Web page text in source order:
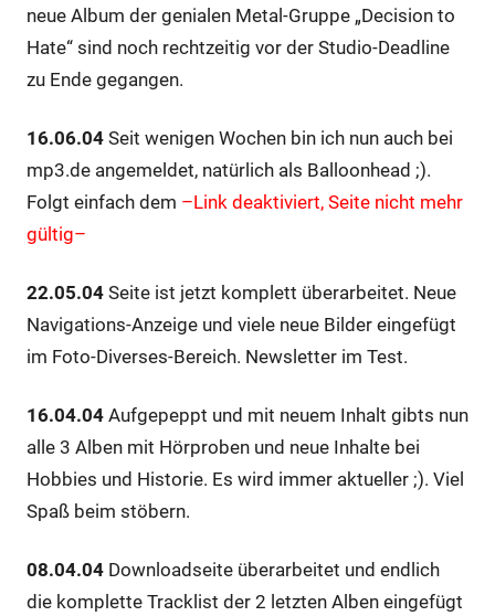
neue Album der genialen Metal-Gruppe „Decision to
Hate“ sind noch rechtzeitig vor der Studio-Deadline
zu Ende gegangen.
16.06.04Seit wenigen Wochen bin ich nun auch bei
mp3.de angemeldet, natürlich als Balloonhead ;).
Folgt einfach dem –Link deaktiviert, Seite nicht mehr
gültig–
22.05.04Seite ist jetzt komplett überarbeitet. Neue
Navigations-Anzeige und viele neue Bilder eingefügt
im Foto-Diverses-Bereich. Newsletter im Test.
16.04.04Aufgepeppt und mit neuem Inhalt gibts nun
alle 3 Alben mit Hörproben und neue Inhalte bei
Hobbies und Historie. Es wird immer aktueller ;). Viel
Spaß beim stöbern.
08.04.04Downloadseite überarbeitet und endlich
die komplette Tracklist der 2 letzten Alben eingefügt